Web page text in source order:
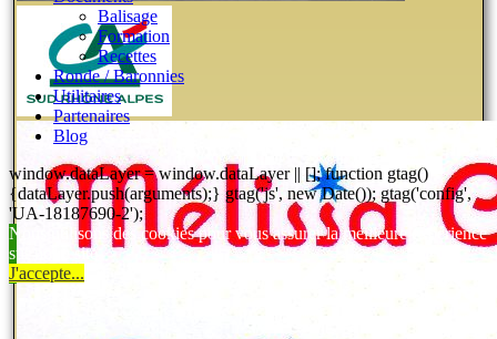
Balisage
Formation
Recettes
Ronde / Baronnies
Utilitaires
Partenaires
Blog
window.dataLayer = window.dataLayer || []; function gtag()
{dataLayer.push(arguments);} gtag('js', new Date()); gtag('config',
'UA-18187690-2');
Nous utilisons des cookies pour vous assurer la meilleure expérience
sur notre site.
J'accepte...